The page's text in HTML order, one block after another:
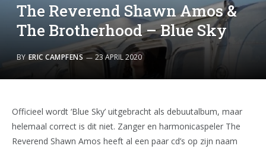
The Reverend Shawn Amos &
The Brotherhood – Blue Sky
BY ERIC CAMPFENS 23 APRIL 2020
Officieel wordt ‘Blue Sky’ uitgebracht als debuutalbum, maar
helemaal correct is dit niet. Zanger en harmonicaspeler The
Reverend Shawn Amos heeft al een paar cd’s op zijn naam